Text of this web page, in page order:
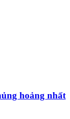
hoảng nhất